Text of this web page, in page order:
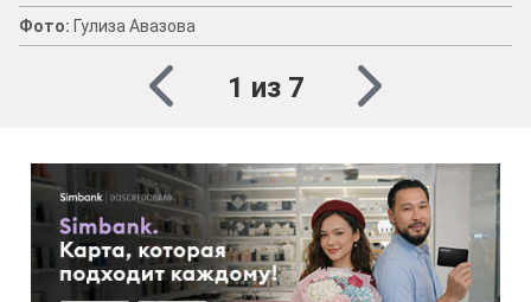
Фото: Гулиза Авазова
1 из 7